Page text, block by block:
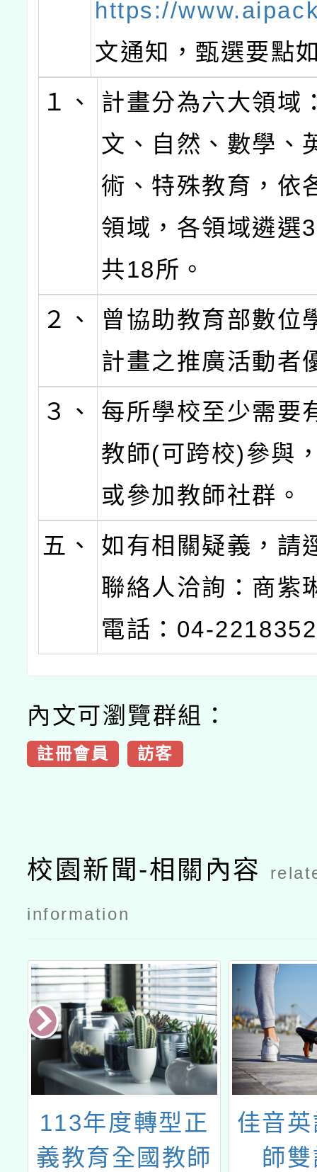
https://
文通知，甄選要點
１、
計畫分為六大領域
文、自然、數學、
術、特殊教育，依
領域，各領域遴選
共18所。
２、
曾協助教育部數位
計畫之推廣活動者
３、
每所學校至少需要
教師(可跨校)參與
或參加教師社群。
五、
如有相關疑義，請
聯絡人洽詢：商紫
電話：04-
內文可瀏覽群組：
註冊會員 訪客
校園新聞-相關內容
information
113年度轉型正
義教育全國教師
佳音
師